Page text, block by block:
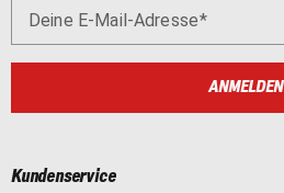
Deine E-Mail-Adresse
ANMELDEN
Kundenservice